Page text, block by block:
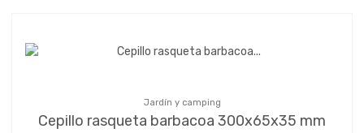
Jardín y camping
Cepillo rasqueta barbacoa 300x65x35 mm